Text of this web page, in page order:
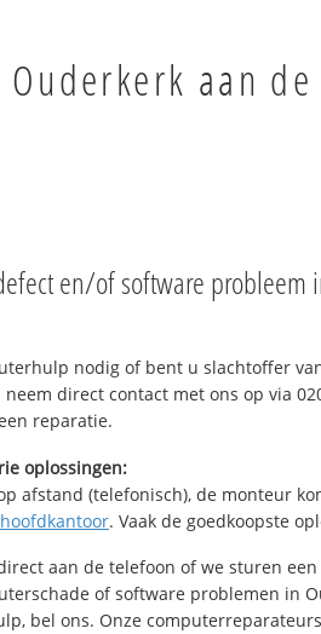
aan de
en/of software probleem
nodig of bent u slachtoffer
direct contact met ons op via
reparatie.
oplossingen:
afstand (telefonisch), de monteur
hoofdkantoor. Vaak de goedkoopste
aan de telefoon of we sturen een
of software problemen in
bel ons. Onze